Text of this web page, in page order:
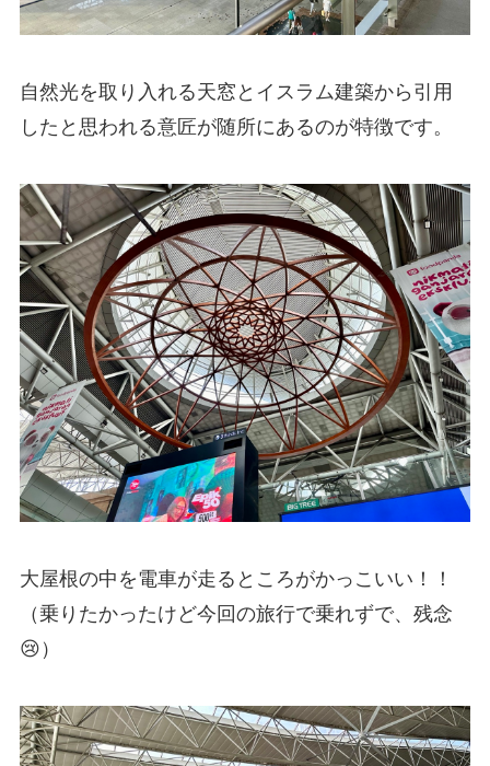
自然光を取り入れる天窓とイスラム建築から引用
したと思われる意匠が随所にあるのが特徴です。
大屋根の中を電車が走るところがかっこいい！！
（乗りたかったけど今回の旅行で乗れずで、残念
😢）